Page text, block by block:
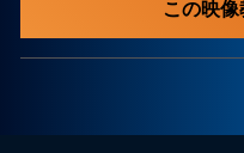
この映